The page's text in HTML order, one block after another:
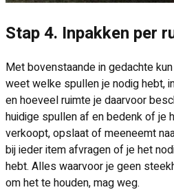
Stap 4. Inpakken per
Met bovenstaande in gedachte
weet welke spullen je nodig hebt,
en hoeveel ruimte je daarvoor
huidige spullen af en bedenk of je
verkoopt, opslaat of meeneemt
bij ieder item afvragen of je het
hebt. Alles waarvoor je geen
om het te houden, mag weg.